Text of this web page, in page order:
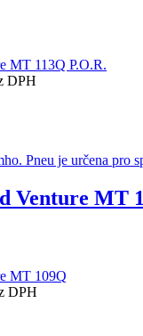
DPH
Pneu je určena pro
Venture MT
DPH